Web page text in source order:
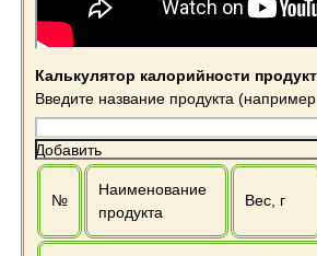
Калькулятор калорийности
Введите название продукта
Добавить
№
Наименование
продукта
Вес, г